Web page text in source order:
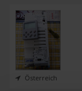
Österreich